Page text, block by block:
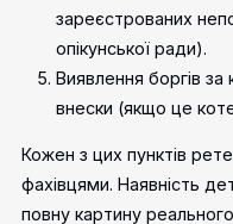
зареєстрованих
опікунської ради).
Виявлення боргів за
внески (якщо це
Кожен з цих пунктів
фахівцями. Наявність
повну картину